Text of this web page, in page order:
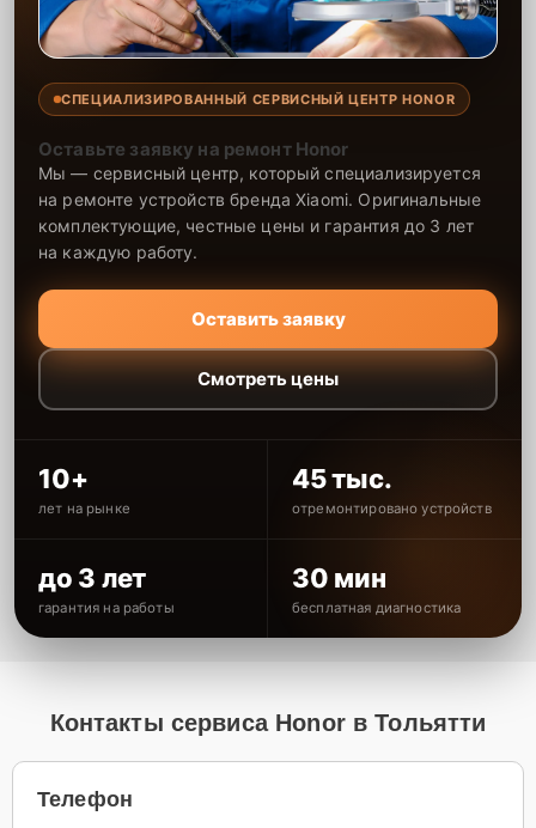
СПЕЦИАЛИЗИРОВАННЫЙ СЕРВИСНЫЙ ЦЕНТР HONOR
Оставьте заявку на ремонт Honor
Мы — сервисный центр, который специализируется
на ремонте устройств бренда Xiaomi. Оригинальные
комплектующие, честные цены и гарантия до 3 лет
на каждую работу.
Оставить заявку
Смотреть цены
10+
лет на рынке
45 тыс.
отремонтировано устройств
до 3 лет
гарантия на работы
30 мин
бесплатная диагностика
Контакты сервиса Honor в Тольятти
Телефон